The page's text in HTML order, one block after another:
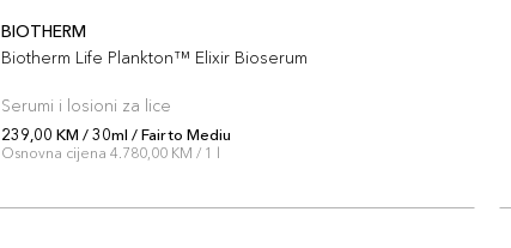
BIOTHERM
Biotherm Life Plankton™ Elixir Bioserum
Serumi i losioni za lice
239,00 KM / 30ml / Fair to Mediu
Osnovna cijena 4.780,00 KM / 1 l